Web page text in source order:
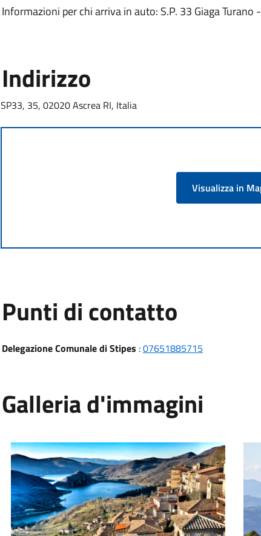
Informazioni per chi arriva in auto: S.P. 33 Giaga Turano
Indirizzo
SP33, 35, 02020 Ascrea RI, Italia
Visualizza in
Punti di contatto
Delegazione Comunale di Stipes :07651885715
Galleria d'immagini
SCORCIO AEREO SUI TETTI DEL BORGO DI ASCREA E